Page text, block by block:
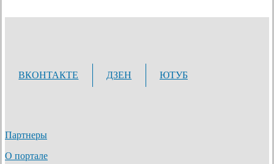
ВКОНТАКТЕ ДЗЕН ЮТУБ
Партнеры
О портале